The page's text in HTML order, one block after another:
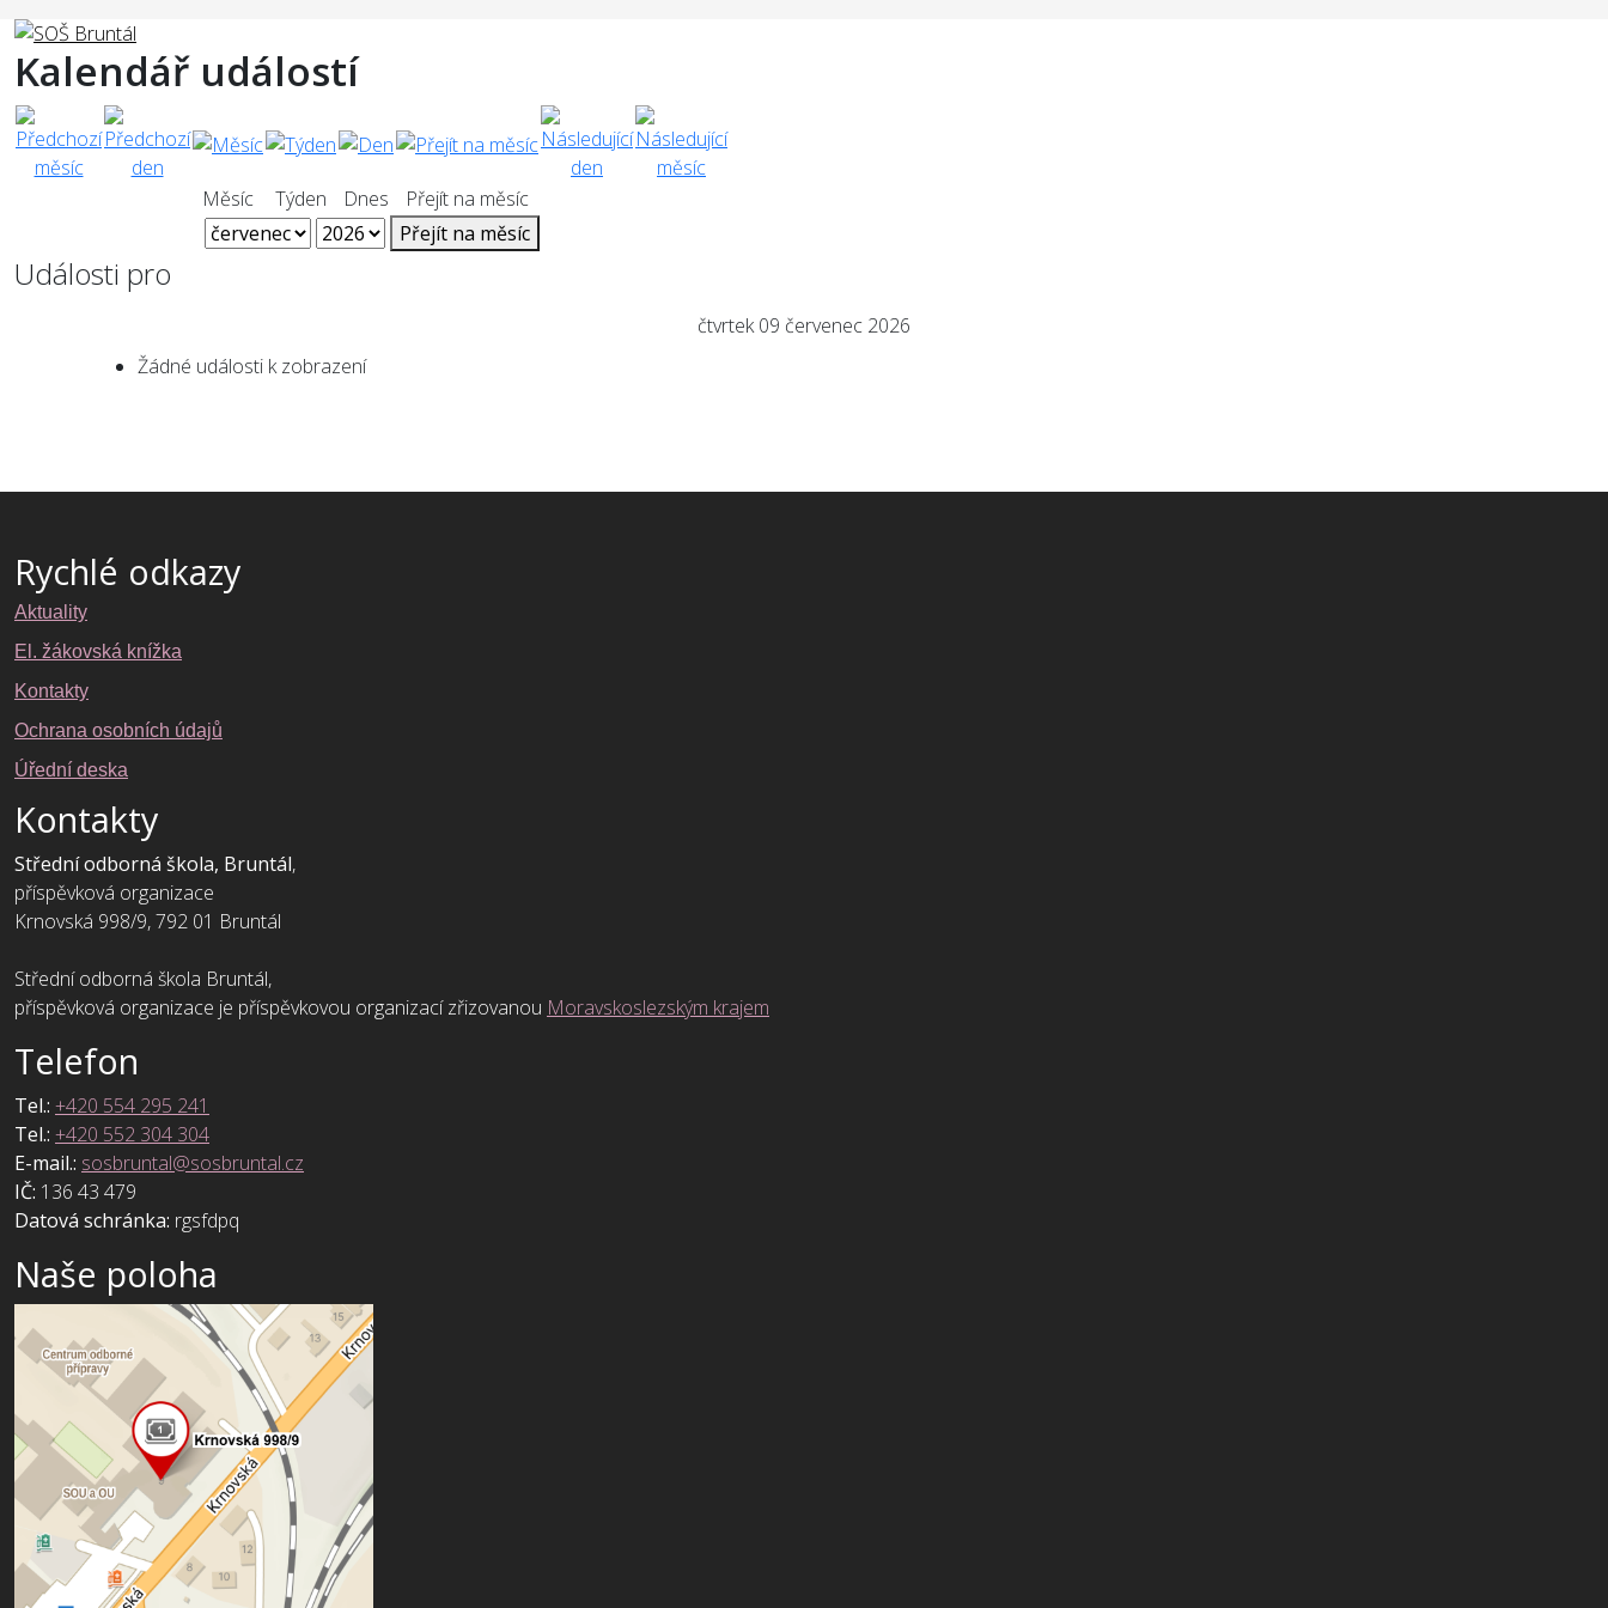
Kalendář událostí
Měsíc Týden Dnes
Přejít na měsíc
Přejít na měsíc
Události pro
čtvrtek 09 červenec 2026
Žádné události k zobrazení
Rychlé odkazy
Aktuality
El. žákovská knížka
Kontakty
Ochrana osobních údajů
Úřední deska
Kontakty
Střední odborná škola, Bruntál,
příspěvková organizace
Krnovská 998/9, 792 01 Bruntál
Střední odborná škola Bruntál,
příspěvková organizace je příspěvkovou organizací zřizovanou Moravskoslezským krajem
Telefon
Tel.: +420 554 295 241
Tel.: +420 552 304 304
E-mail.: sosbruntal@sosbruntal.cz
IČ: 136 43 479
Datová schránka: rgsfdpq
Naše poloha